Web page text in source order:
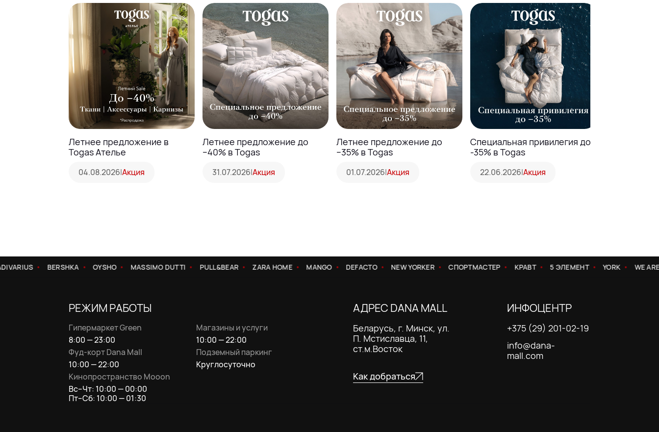
Летнее предложение в
Togas Ателье
04.08.2026|Акция
Летнее предложение до
−40% в Togas
31.07.2026|Акция
Летнее предложение до
−35% в Togas
01.07.2026|Акция
Специальная привилегия до
-35% в Togas
22.06.2026|Акция
BERSHKA OYSHO MASSIMO DUTTI PULL&BEAR ZARA HOME MANGO DEFACTO NEW YORKER СПОРТМАСТЕР КРАВТ 5 ЭЛЕМЕНТ YORK WE ARE
РЕЖИМ РАБОТЫ
Гипермаркет Green
8:00 — 23:00
Фуд-корт Dana Mall
10:00 — 22:00
Магазины и услуги
10:00 — 22:00
Подземный паркинг
Круглосуточно
Кинопространство Mooon
Вс–Чт: 10:00 — 00:00
Пт–Сб: 10:00 — 01:30
АДРЕС DANA MALL
Беларусь, г. Минск, ул.
П. Мстиславца, 11,
ст.м.Восток
Как добраться
ИНФОЦЕНТР
+375 (29) 201-02-19
info@dana-
mall.com